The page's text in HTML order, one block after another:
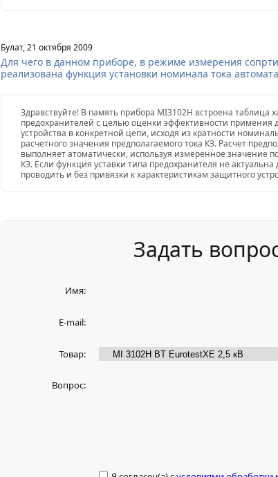
Булат, 21 октября 2009
Для чего в данном приборе, в режиме измерения
реализована функция установки номинала тока
Здравствуйте! В память прибора MI3102H встроена таблица
предохранителей с целью оценки эффективности примения
устройства в конкретной цепи, исходя из кратности
расчетного значения предполагаемого тока КЗ. Расчет
выполняет атоматически, используя измеренное значение
КЗ. Если функция уставки типа предохранителя не
проводить и без привязки к характеристикам защитного
Задать
Имя:
E-mail:
Товар:
Вопрос: